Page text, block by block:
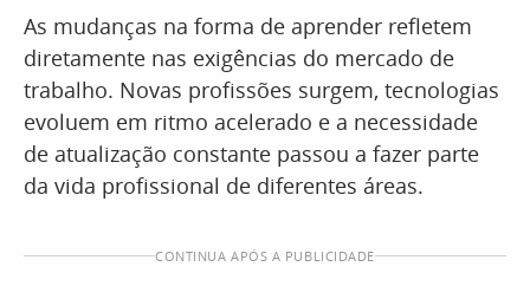
As mudanças na forma de aprender refletem
diretamente nas exigências do mercado de
trabalho. Novas profissões surgem, tecnologias
evoluem em ritmo acelerado e a necessidade
de atualização constante passou a fazer parte
da vida profissional de diferentes áreas.
CONTINUA APÓS A PUBLICIDADE